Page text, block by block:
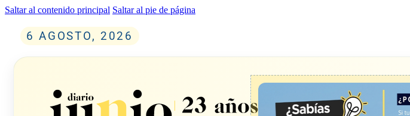
Saltar al contenido principal Saltar al pie de página
6 AGOSTO, 2026